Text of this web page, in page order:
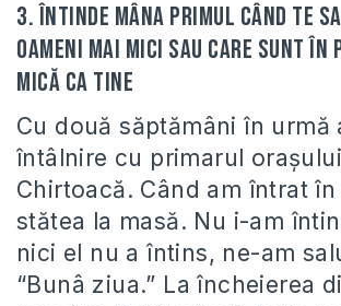
3. Întinde mâna primul când te
oameni mai mici sau care sunt în
mică ca tine
Cu două săptămâni în urmă
întâlnire cu primarul
Chirtoacă. Când am întrat
stătea la masă. Nu i-am
nici el nu a întins, ne-am
“Bunâ ziua.” La încheierea